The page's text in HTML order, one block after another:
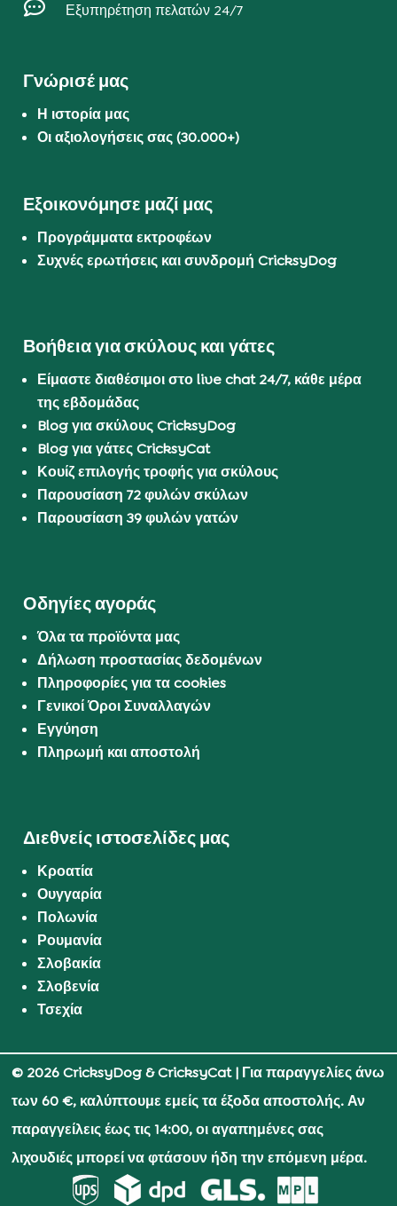
 Εξυπηρέτηση πελατών 24/7
Γνώρισέ μας
Η ιστορία μας
Οι αξιολογήσεις σας (30.000+)
Εξοικονόμησε μαζί μας
Προγράμματα εκτροφέων
Συχνές ερωτήσεις και συνδρομή CricksyDog
Βοήθεια για σκύλους και γάτες
Είμαστε διαθέσιμοι στο live chat 24/7, κάθε μέρα
της εβδομάδας
Blog για σκύλους CricksyDog
Blog για γάτες CricksyCat
Κουίζ επιλογής τροφής για σκύλους
Παρουσίαση 72 φυλών σκύλων
Παρουσίαση 39 φυλών γατών
Οδηγίες αγοράς
Όλα τα προϊόντα μας
Δήλωση προστασίας δεδομένων
Πληροφορίες για τα cookies
Γενικοί Όροι Συναλλαγών
Εγγύηση
Πληρωμή και αποστολή
Διεθνείς ιστοσελίδες μας
Κροατία
Ουγγαρία
Πολωνία
Ρουμανία
Σλοβακία
Σλοβενία
Τσεχία
© 2026 CricksyDog & CricksyCat| Για παραγγελίες άνω
των 60 €, καλύπτουμε εμείς τα έξοδα αποστολής. Αν
παραγγείλεις έως τις 14:00, οι αγαπημένες σας
λιχουδιές μπορεί να φτάσουν ήδη την επόμενη μέρα.